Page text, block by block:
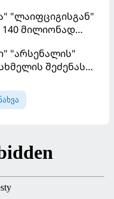
"ლაიფციგისგან"
140 მილიონად
"არსენალის"
შეძენას